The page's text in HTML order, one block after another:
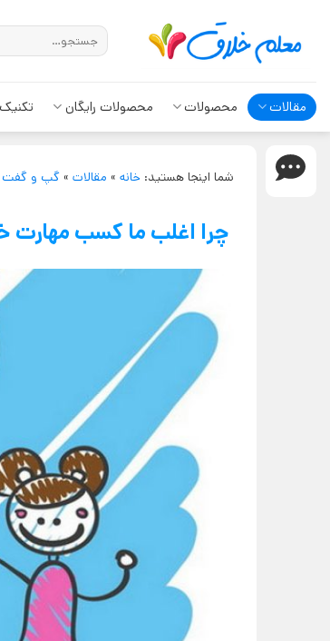
مقالات محصولات محصولات رایگان
شما اینجا هستید:خانه » مقالات »گپ و گفت
چرا اغلب ما کسب مهارت